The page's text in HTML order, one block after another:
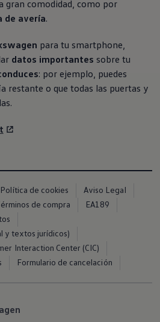
disponibles
enchufables
a la movilidad eléctrica
de Software ID.
kilómetros puedo recorrer?
de las baterias
gran comodidad, como por
de avería.
para tu smartphone,
datos importantes sobre tu
: por ejemplo, puedes
restante o que todas las puertas y
Política de cookies
Aviso Legal
de compra
EA189
y textos jurídicos)
Interaction Center (CIC)
Formulario de cancelación